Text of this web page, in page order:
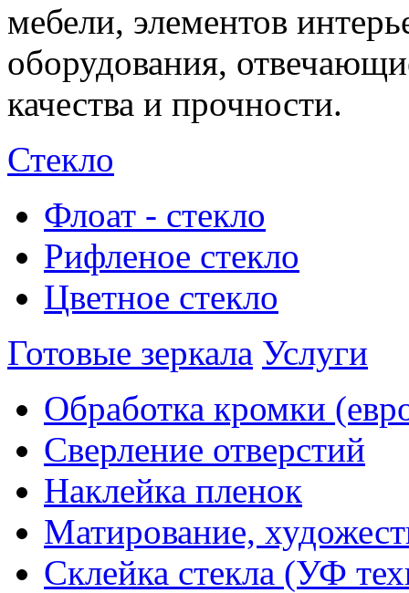
мебели, элементов
оборудования,
качества и прочности.
Стекло
Флоат - стекло
Рифленое стекло
Цветное стекло
Готовые зеркала Услуги
Обработка кромки
Сверление отверстий
Наклейка пленок
Матирование,
Склейка стекла (УФ